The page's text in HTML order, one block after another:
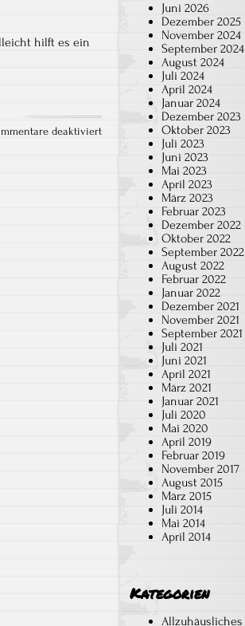
hilft es ein
deaktiviertfür
Reflektionsfähigkeit
Juni 2026
Dezember 2025
November 2024
September 2024
August 2024
Juli 2024
April 2024
Januar 2024
Dezember 2023
Oktober 2023
Juli 2023
Juni 2023
Mai 2023
April 2023
März 2023
Februar 2023
Dezember 2022
Oktober 2022
September 2022
August 2022
Februar 2022
Januar 2022
Dezember 2021
November 2021
September 2021
Juli 2021
Juni 2021
April 2021
März 2021
Januar 2021
Juli 2020
Mai 2020
April 2019
Februar 2019
November 2017
August 2015
März 2015
Juli 2014
Mai 2014
April 2014
Kategorien
Allzuhäusliches